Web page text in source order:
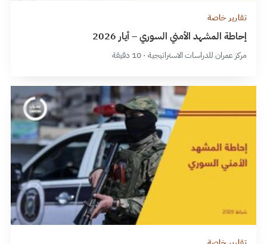
تقارير خاصة
إحاطة المشهد الأمني السوري – أيار 2026
مركز عمران للدراسات الاستراتيجية · 10 دقيقة